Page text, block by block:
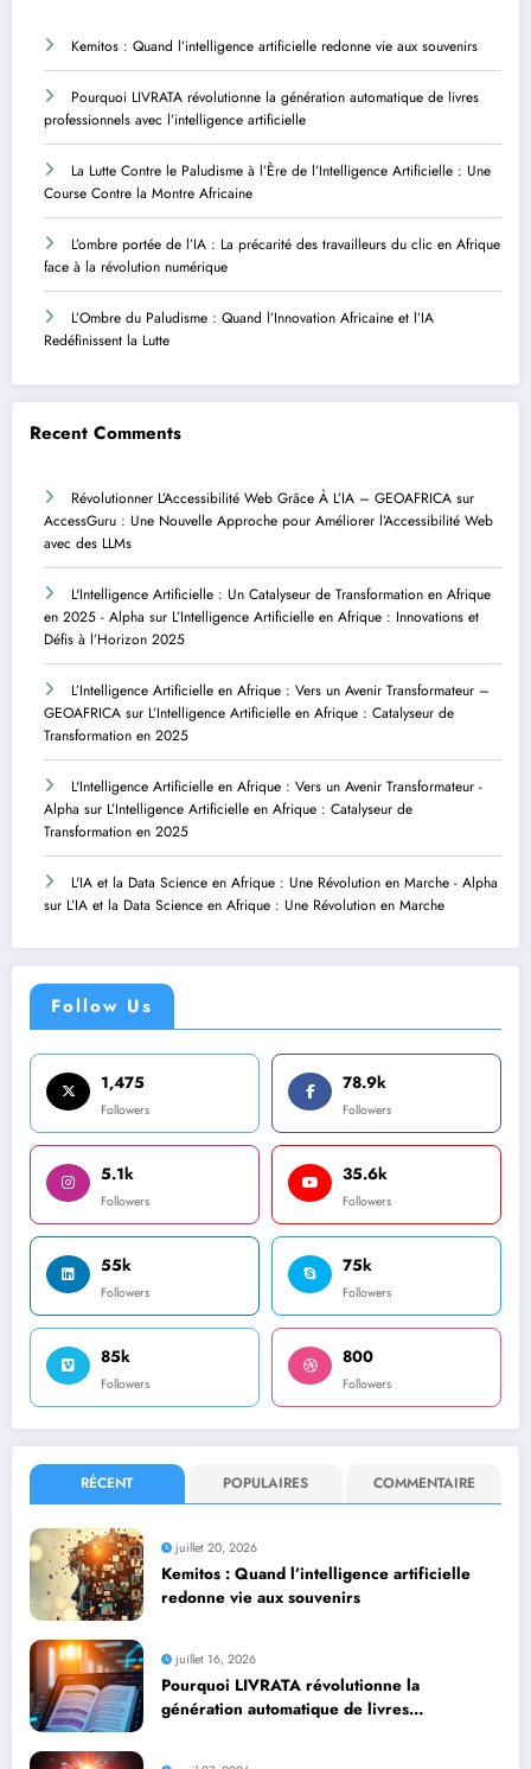
Kemitos : Quand l’intelligence artificielle redonne vie aux souvenirs
Pourquoi LIVRATA révolutionne la génération automatique de livres
professionnels avec l’intelligence artificielle
La Lutte Contre le Paludisme à l’Ère de l’Intelligence Artificielle : Une
Course Contre la Montre Africaine
L’ombre portée de l’IA : La précarité des travailleurs du clic en Afrique
face à la révolution numérique
L’Ombre du Paludisme : Quand l’Innovation Africaine et l’IA
Redéfinissent la Lutte
Recent Comments
Révolutionner L’Accessibilité Web Grâce À L’IA – GEOAFRICA sur
AccessGuru : Une Nouvelle Approche pour Améliorer l’Accessibilité Web
avec des LLMs
L'Intelligence Artificielle : Un Catalyseur de Transformation en Afrique
en 2025 - Alpha sur L’Intelligence Artificielle en Afrique : Innovations et
Défis à l’Horizon 2025
L’Intelligence Artificielle en Afrique : Vers un Avenir Transformateur –
GEOAFRICA sur L’Intelligence Artificielle en Afrique : Catalyseur de
Transformation en 2025
L'Intelligence Artificielle en Afrique : Vers un Avenir Transformateur -
Alpha sur L’Intelligence Artificielle en Afrique : Catalyseur de
Transformation en 2025
L'IA et la Data Science en Afrique : Une Révolution en Marche - Alpha
sur L’IA et la Data Science en Afrique : Une Révolution en Marche
Follow Us
1,475
Followers
78.9k
Followers
5.1k
Followers
35.6k
Followers
55k
Followers
75k
Followers
85k
Followers
800
Followers
RÉCENT POPULAIRES COMMENTAIRE
juillet 20, 2026
Kemitos : Quand l’intelligence artificielle
redonne vie aux souvenirs
juillet 16, 2026
Pourquoi LIVRATA révolutionne la
génération automatique de livres